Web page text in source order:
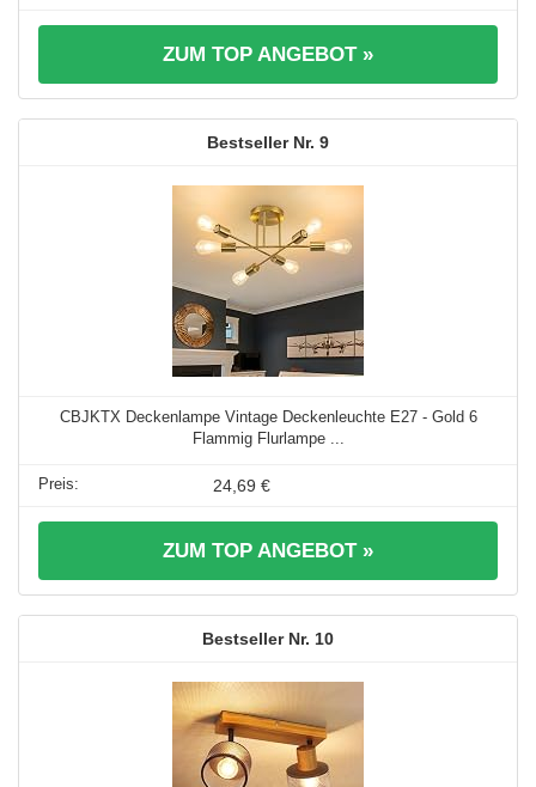
ZUM TOP ANGEBOT »
9
CBJKTX Deckenlampe Vintage Deckenleuchte E27 - Gold 6
Flammig Flurlampe ...
24,69 €
ZUM TOP ANGEBOT »
10